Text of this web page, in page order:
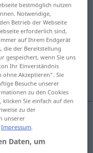
antippen)
von,
bestmöglich nutzen
Notwendige,
Betrieb der Webseite
erforderlich sind,
auf Ihrem Endgerät
die der Bereitstellung
gespeichert, wenn Sie uns
Ihr Einverständnis
ohne Akzeptieren“. Sie
Besuche unserer
zu den Cookies
Sie einfach auf den
zu der
unserer
Impressum.
Daten, um